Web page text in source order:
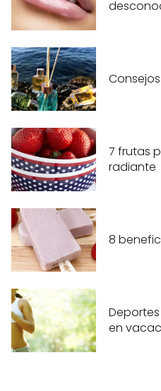
7 frutas
radiante
8
en